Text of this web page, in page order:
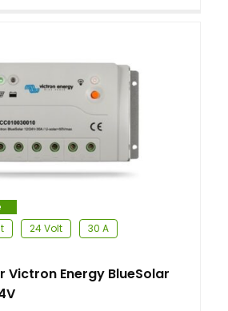
24 Volt 30 A
Victron Energy BlueSolar